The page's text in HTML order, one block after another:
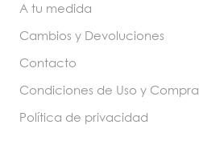
A tu medida
Cambios y Devoluciones
Contacto
Condiciones de Uso y Compra
Política de privacidad